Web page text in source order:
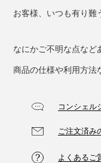
お客様、いつも有り難
なにかご不明な点など
商品の仕様や利用方法
コンシェル
ご注文済み
よくあるご